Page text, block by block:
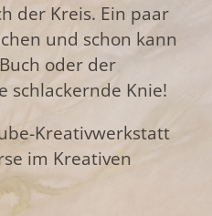
der Kreis. Ein paar
und schon kann
oder der
schlackernde Knie!
Kreativwerkstatt
im Kreativen